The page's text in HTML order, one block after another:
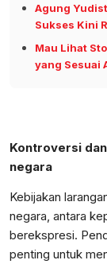
Agung
Sukses Kini
Mau Lihat
yang Sesuai
Kontroversi
negara
Kebijakan
negara, antara
berekspresi.
penting untuk